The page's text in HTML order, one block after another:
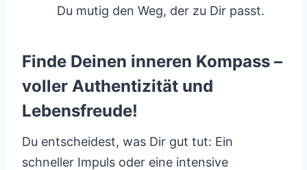
Du mutig den Weg, der zu Dir passt.
Finde Deinen inneren Kompass –
voller Authentizität und
Lebensfreude!
Du entscheidest, was Dir gut tut: Ein
schneller Impuls oder eine intensive